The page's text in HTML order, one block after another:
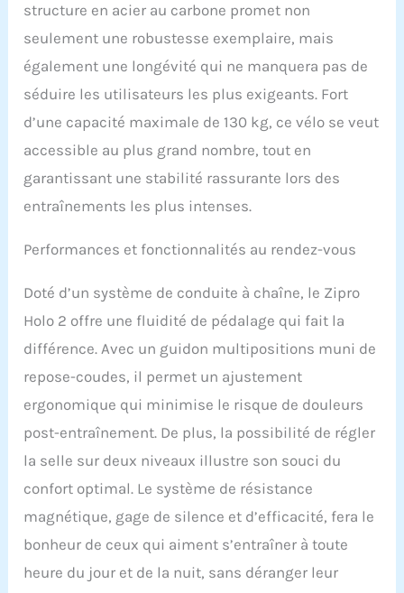
d'inertie en acier,
d'entraînement, offre une
fluidité de mouvement
qui reproduit fidèlement
les conditions réelles sur
la route. La conception
antidérapante des
pédales, associée à des
sangles ajustables pour
les chaussures, assure
dynamique. L'utilisation
"roue fixe" et l'absence de
roue libre font que l’on
n’a pas envie de s'arrêter,
c'est pourquoi
l'entraînement est
toujours effectué au
maximum de vos
capacités.
structure en acier au carbone promet non
seulement une robustesse exemplaire, mais
également une longévité qui ne manquera pas de
séduire les utilisateurs les plus exigeants. Fort
d’une capacité maximale de 130 kg, ce vélo se veut
accessible au plus grand nombre, tout en
garantissant une stabilité rassurante lors des
entraînements les plus intenses.
Performances et fonctionnalités au rendez-vous
Doté d’un système de conduite à chaîne, le Zipro
Holo 2 offre une fluidité de pédalage qui fait la
différence. Avec un guidon multipositions muni de
repose-coudes, il permet un ajustement
ergonomique qui minimise le risque de douleurs
post-entraînement. De plus, la possibilité de régler
la selle sur deux niveaux illustre son souci du
confort optimal. Le système de résistance
magnétique, gage de silence et d’efficacité, fera le
bonheur de ceux qui aiment s’entraîner à toute
heure du jour et de la nuit, sans déranger leur